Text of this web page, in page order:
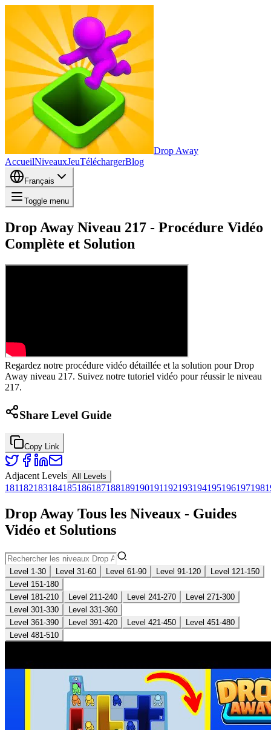
Drop Away
AccueilNiveauxJeuTéléchargerBlog
Français
Toggle menu
Drop Away Niveau 217 - Procédure Vidéo
Complète et Solution
Regardez notre procédure vidéo détaillée et la solution pour Drop
Away niveau 217. Suivez notre tutoriel vidéo pour réussir le niveau
217.
Share Level Guide
Copy Link
Adjacent Levels All Levels
181182183184185186187188189190191192193194195196197198
Drop Away Tous les Niveaux - Guides
Vidéo et Solutions
Level 1-30 Level 31-60 Level 61-90 Level 91-120
Level 121-150
Level 151-180
Level 181-210
Level 211-240 Level 241-270
Level 271-300
Level 301-330
Level 331-360
Level 361-390
Level 391-420 Level 421-450
Level 451-480
Level 481-510